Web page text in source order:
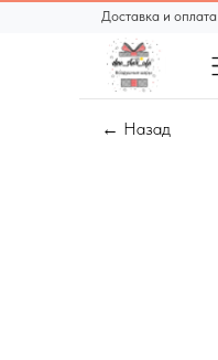
Доставка и оплата
← Назад